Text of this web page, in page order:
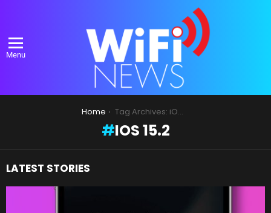
Menu
Home Tag Archives: iOS 15.2
IOS 15.2
LATEST STORIES